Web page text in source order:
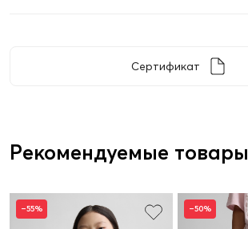
Сертификат
Рекомендуемые товары
–55% –50%